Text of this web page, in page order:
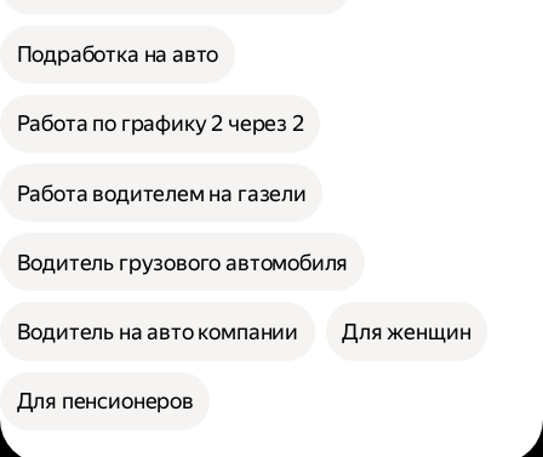
Подработка на авто
Работа по графику 2 через 2
Работа водителем на газели
Водитель грузового автомобиля
Водитель на авто компании Для женщин
Для пенсионеров